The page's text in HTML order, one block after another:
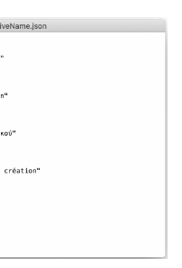
Переменные,
Полезные типы и
для ввода-вывода: